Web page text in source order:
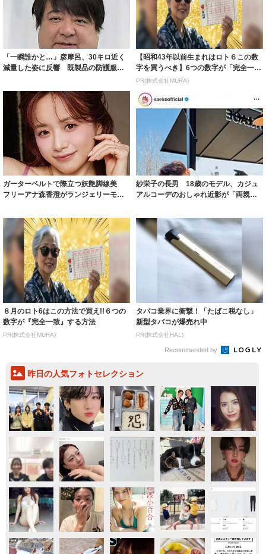
「一瞬誰かと…」彦摩呂、30キロ近く
減量した姿に反響 既製品の防護服が
【昭和43年以前生まれはロト６この数
字を買うべき】6つの数字が「完全一
致」する方...
PR(株式会社MURA)
ガーターベルトで際立つ妖艶脚線美
フリーアナ森香澄がランジェリーモデ
紗栄子の長男 18歳のモデル、カジュ
アルコーデのおしゃれ近影が「両親の
８月のロト6はこの方法で買え!!６つの
数字が『完全一致』する方法
PR(株式会社MURA)
タバコ業界に衝撃！「たばこ税なし」
新型タバコが爆売れ中
PR(株式会社HAL)
Recommended by
昨日の人気フォトセレクション